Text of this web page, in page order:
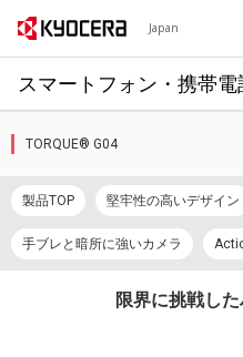
Japan
スマートフォン・携帯電
TORQUE® G04
製品TOP 堅牢性の高いデザイン
手ブレと暗所に強いカメラ
アクセサリー・オプション
限界に挑戦した